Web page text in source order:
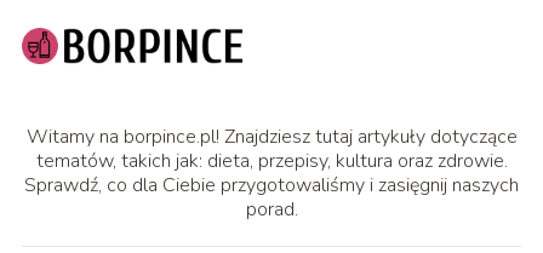
Witamy na borpince.pl! Znajdziesz tutaj artykuły dotyczące
tematów, takich jak: dieta, przepisy, kultura oraz zdrowie.
Sprawdź, co dla Ciebie przygotowaliśmy i zasięgnij naszych
porad.